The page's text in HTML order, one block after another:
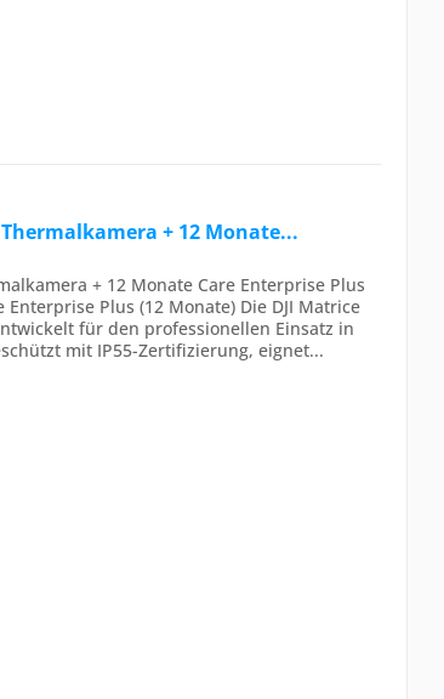
+ 12 Monate...
+ 12 Monate Care Enterprise Plus
Plus (12 Monate) Die DJI Matrice
für den professionellen Einsatz in
mit IP55-Zertifizierung, eignet...